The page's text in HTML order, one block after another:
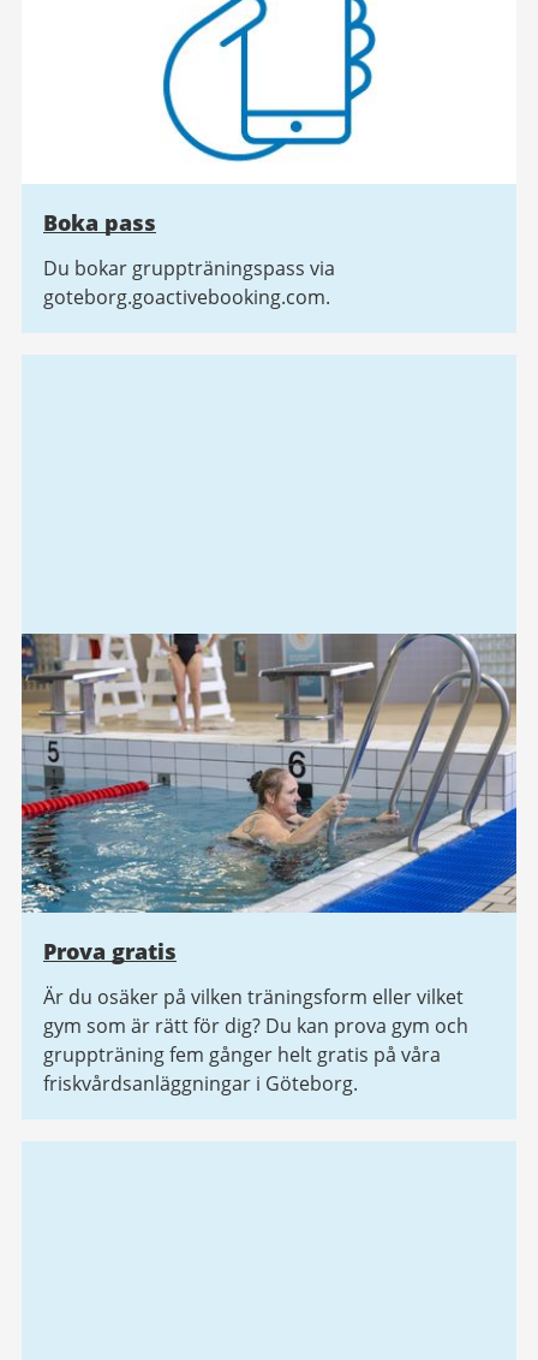
Boka pass
Du bokar gruppträningspass via
goteborg.goactivebooking.com.
Prova gratis
Är du osäker på vilken träningsform eller vilket
gym som är rätt för dig? Du kan prova gym och
gruppträning fem gånger helt gratis på våra
friskvårdsanläggningar i Göteborg.